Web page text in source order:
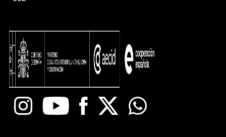
InstagramYoutube Facebook
X Whatsapp